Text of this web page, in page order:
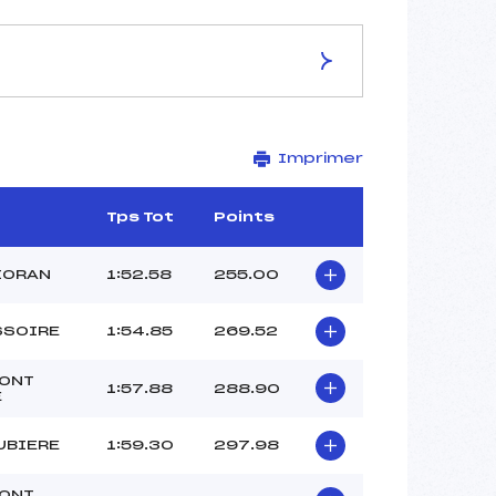
LES GARDES
1350
2640/12/10
38
12h30
PRADEAU ROMAIN (AU)
Imprimer
Tps Tot Points
1:52.58 255.00
1:54.85 269.52
1:57.88 288.90
1:59.30 297.98